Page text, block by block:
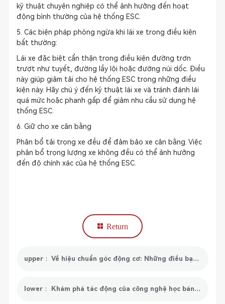
kỹ thuật chuyên nghiệp có thể ảnh hưởng đến hoạt
động bình thường của hệ thống ESC.
5. Các biện pháp phòng ngừa khi lái xe trong điều kiện
bất thường:
Lái xe đặc biệt cẩn thận trong điều kiện đường trơn
trượt như tuyết, đường lầy lội hoặc đường núi dốc. Điều
này giúp giảm tải cho hệ thống ESC trong những điều
kiện này. Hãy chú ý đến kỹ thuật lái xe và tránh đánh lái
quá mức hoặc phanh gấp để giảm nhu cầu sử dụng hệ
thống ESC.
6. Giữ cho xe cân bằng
Phân bổ tải trọng xe đều để đảm bảo xe cân bằng. Việc
phân bổ trọng lượng xe không đều có thể ảnh hưởng
đến độ chính xác của hệ thống ESC.
Return
upper： Về hiệu chuẩn góc động cơ: Những điều bạn cần biết
lower： Khám phá tác động của công nghệ học bánh răng trong hệ thống ô tô